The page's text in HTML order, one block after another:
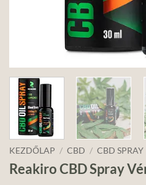
KEZDŐLAP / CBD / CBD SPRAY
Reakiro CBD Spray